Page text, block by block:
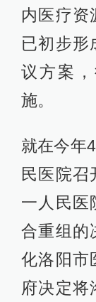
内医疗资
已初步形
议方案
施。
就在今年
民医院召
一人民医
合重组的
化洛阳市
府决定将